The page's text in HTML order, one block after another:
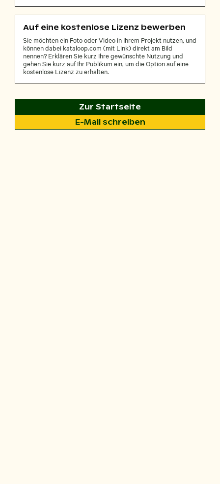
Auf eine kostenlose Lizenz bewerben
Sie möchten ein Foto oder Video in Ihrem Projekt nutzen, und
können dabei kataloop.com (mit Link) direkt am Bild
nennen? Erklären Sie kurz Ihre gewünschte Nutzung und
gehen Sie kurz auf Ihr Publikum ein, um die Option auf eine
kostenlose Lizenz zu erhalten.
Zur Startseite
E-Mail schreiben